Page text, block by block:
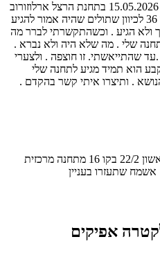
הי שלום . אני חיכיתי היום ה 15.05.2026 בתחנת הרצל ארלוזורוב
בשעה 8 בבוקר . וחיכיתי לקו 36 לכיוון שתולים שהיה אמור להגיע
אך ולא הגיע . וכשהתקשרתי לברר מה
שלי . מה שלא היה ולא נברא .
שהתייאשתי. זו חוצפה . ולצערי
הוא תמיד מגיע לתחנה שלי
. ותיצרו איתי קשר בהקדם .
אבד לי תיק שחור צד ביום ראשון 22/2 בקו 16 מתחנה מרכזית
אפיקים